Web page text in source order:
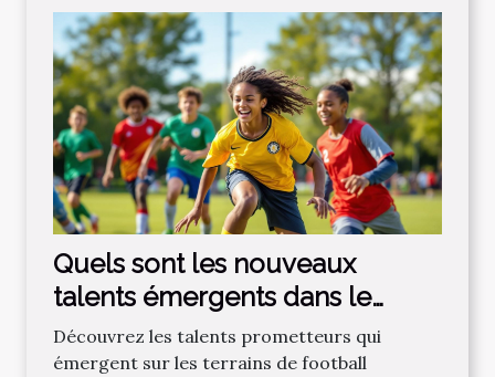
Quels sont les nouveaux
talents émergents dans le
football régional ?
Découvrez les talents prometteurs qui
émergent sur les terrains de football